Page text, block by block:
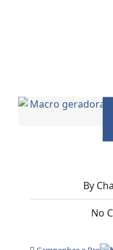
By
No